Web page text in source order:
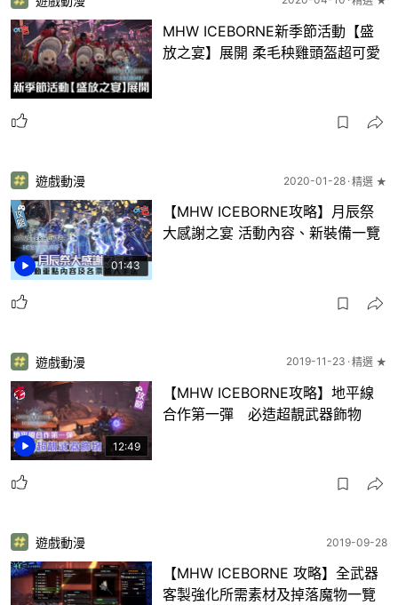
MHW ICEBORNE新季節活動【盛
放之宴】展開 柔毛秧雞頭盔超可愛
01:43
遊戲動漫 2020-01-28 精選 ★
【MHW ICEBORNE攻略】月辰祭
大感謝之宴 活動內容、新裝備一覽
12:49
遊戲動漫 2019-11-23 精選 ★
【MHW ICEBORNE攻略】地平線
合作第一彈 必造超靚武器飾物
遊戲動漫 2019-09-28
【MHW ICEBORNE 攻略】全武器
客製強化所需素材及掉落魔物一覽